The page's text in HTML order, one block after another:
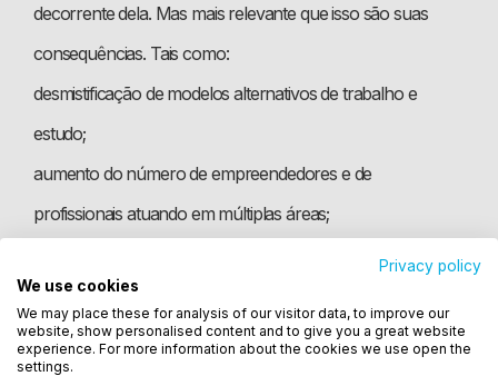
Utilizamos cookies para oferecer melhor
experiência, melhorar o desempenho, analisar
como você interage em nosso site e personalizar
conteúdo. Ao utilizar este site, você concorda com
decorrente dela. Mas mais relevante que isso são suas
consequências. Tais como:
desmistificação de modelos alternativos de trabalho e
estudo;
aumento do número de empreendedores e de
profissionais atuando em múltiplas áreas;
valorização do bem-estar físico e emocional;
ampliação do consumo consciente e sustentável;
maior apoio a marcas que adotam melhores
Privacy policy
We use cookies
We may place these for analysis of our visitor data, to improve our
website, show personalised content and to give you a great website
experience. For more information about the cookies we use open the
settings.